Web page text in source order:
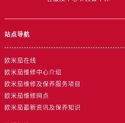
站点导航
欧米茄在线
欧米茄维修中心介绍
欧米茄维修及保养服务项目
欧米茄维修网点
欧米茄最新资讯及保养知识